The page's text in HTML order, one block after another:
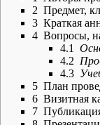
2 Предмет,
3 Краткая
4 Вопросы,
4.1
4.2
4.3
5 План
6 Визитная
7